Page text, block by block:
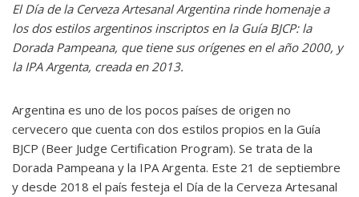
El Día de la Cerveza Artesanal Argentina rinde homenaje a
los dos estilos argentinos inscriptos en la Guía BJCP: la
Dorada Pampeana, que tiene sus orígenes en el año 2000, y
la IPA Argenta, creada en 2013.
Argentina es uno de los pocos países de origen no
cervecero que cuenta con dos estilos propios en la Guía
BJCP (Beer Judge Certification Program). Se trata de la
Dorada Pampeana y la IPA Argenta. Este 21 de septiembre
y desde 2018 el país festeja el Día de la Cerveza Artesanal